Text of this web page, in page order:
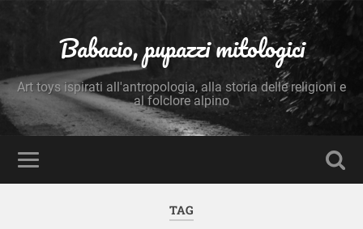
Babacio, pupazzi mitologici
Art toys ispirati all'antropologia, alla storia delle religioni e
al folclore alpino
TAG